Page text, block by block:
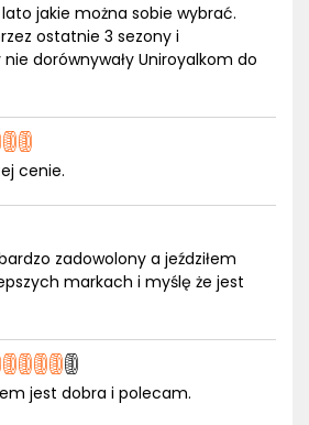
jakie można sobie wybrać.
ostatnie 3 sezony i
dorównywały Uniroyalkom do
cenie.
zadowolony a jeździłem
markach i myślę że jest
jest dobra i polecam.